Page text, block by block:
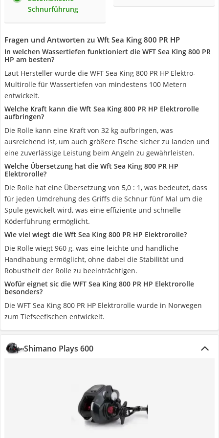
Schnurführung
Fragen und Antworten zu Wft Sea King 800 PR HP
In welchen Wassertiefen funktioniert die WFT Sea King 800 PR
HP am besten?
Laut Hersteller wurde die WFT Sea King 800 PR HP Elektro-
Multirolle für Wassertiefen von mindestens 100 Metern
entwickelt.
Welche Kraft kann die Wft Sea King 800 PR HP Elektrorolle
aufbringen?
Die Rolle kann eine Kraft von 32 kg aufbringen, was
ausreichend ist, um auch größere Fische sicher zu landen und
eine zuverlässige Leistung beim Angeln zu gewährleisten.
Welche Übersetzung hat die Wft Sea King 800 PR HP
Elektrorolle?
Die Rolle hat eine Übersetzung von 5,0 : 1, was bedeutet, dass
für jeden Umdrehung des Griffs die Schnur fünf Mal um die
Spule gewickelt wird, was eine effiziente und schnelle
Köderführung ermöglicht.
Wie viel wiegt die Wft Sea King 800 PR HP Elektrorolle?
Die Rolle wiegt 960 g, was eine leichte und handliche
Handhabung ermöglicht, ohne dabei die Stabilität und
Robustheit der Rolle zu beeinträchtigen.
Wofür eignet sic die WFT Sea King 800 PR HP Elektrorolle
besonders?
Die WFT Sea King 800 PR HP Elektrorolle wurde in Norwegen
zum Tiefseefischen entwickelt.
Shimano Plays 600